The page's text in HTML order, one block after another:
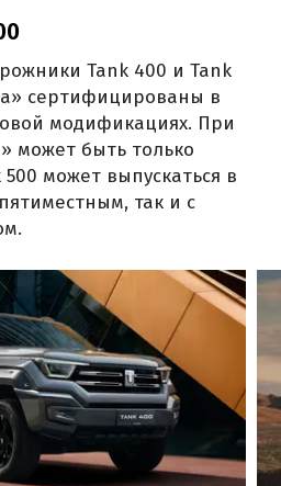
Tank 400 и Tank
сертифицированы в
модификациях. При
может быть только
может выпускаться в
так и с